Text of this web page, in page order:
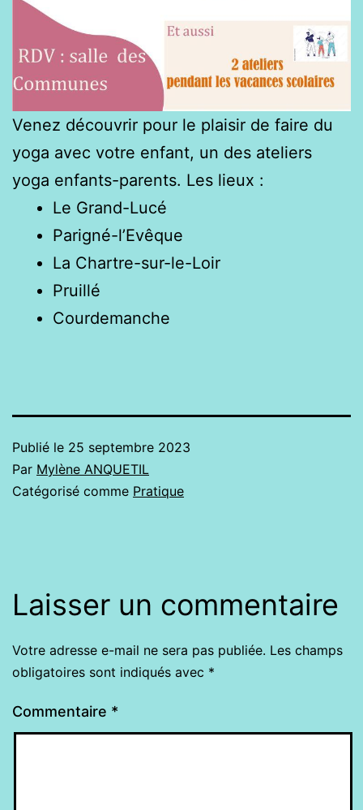
Venez découvrir pour le plaisir de faire du
yoga avec votre enfant, un des ateliers
yoga enfants-parents. Les lieux :
Le Grand-Lucé
Parigné-l’Evêque
La Chartre-sur-le-Loir
Pruillé
Courdemanche
Publié le 25 septembre 2023
Par Mylène ANQUETIL
Catégorisé comme Pratique
Laisser un commentaire
Votre adresse e-mail ne sera pas publiée. Les champs
obligatoires sont indiqués avec *
Commentaire *